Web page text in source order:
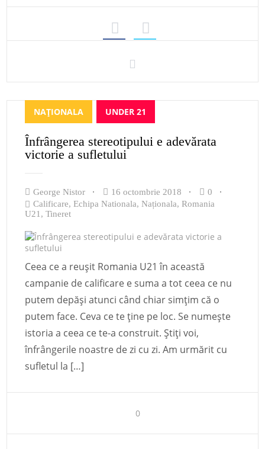
NAȚIONALA UNDER 21
Înfrângerea stereotipului e adevărata
victorie a sufletului
George Nistor 16 octombrie 2018
0
Calificare,Echipa Nationala,Naționala,Romania
U21 ,Tineret
Ceea ce a reușit Romania U21 în această
campanie de calificare e suma a tot ceea ce nu
putem depăși atunci când chiar simțim că o
putem face. Ceva ce te ține pe loc. Se numește
istoria a ceea ce te-a construit. Știți voi,
înfrângerile noastre de zi cu zi. Am urmărit cu
sufletul la […]
0